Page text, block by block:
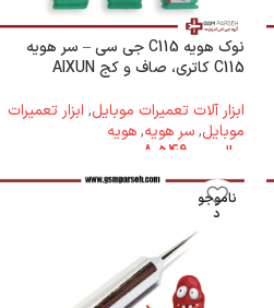
نوک هویه C115 جی سی – سر هویه
C115 کاتری، صاف و کج AIXUN
ابزار آلات تعمیرات موبایل, ابزار تعمیرات
موبایل,سر هویه,هویه
ریال
ناموجو
د